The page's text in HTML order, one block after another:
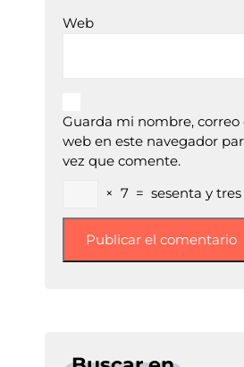
Web
Guarda mi nombre, correo
web en este navegador
vez que comente.
× 7 = sesenta y tres